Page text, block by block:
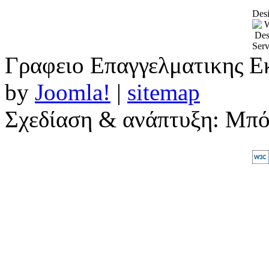
Γραφειο Επαγγελματικης
by Joomla! | sitemap
Σχεδίαση & ανάπτυξη: